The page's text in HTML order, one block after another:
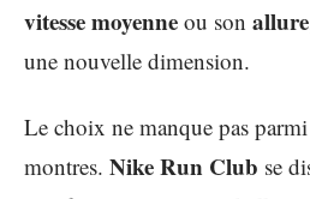
vitesse moyenne ou son allure
une nouvelle dimension.
Le choix ne manque pas
montres. Nike Run Club se